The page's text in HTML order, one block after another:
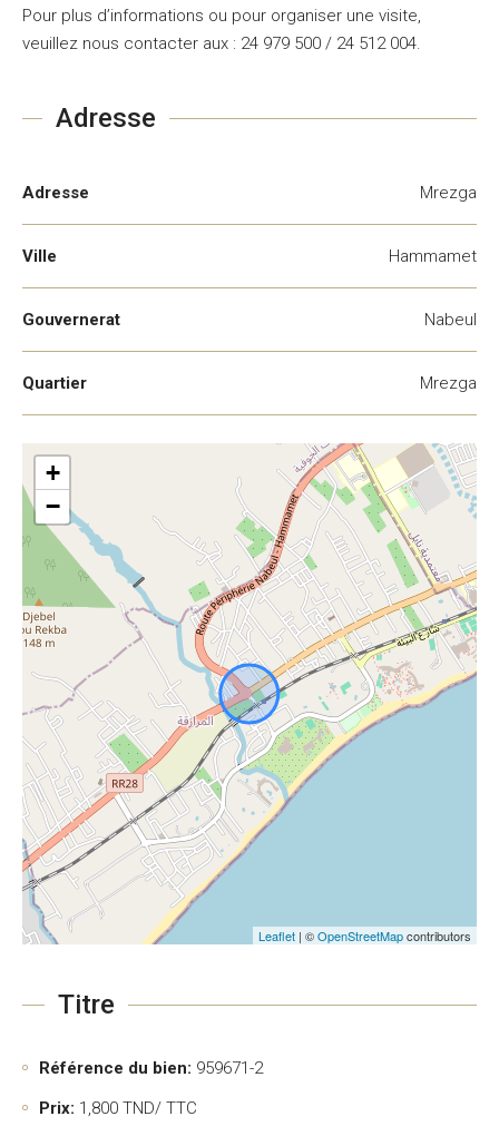
Pour plus d’informations ou pour organiser une visite,
veuillez nous contacter aux : 24 979 500 / 24 512 004.
Adresse
Adresse Mrezga
Ville Hammamet
Gouvernerat Nabeul
Quartier Mrezga
+
−
Leaflet | ©OpenStreetMapcontributors
Titre
Référence du bien: 959671-2
Prix: 1,800 TND/ TTC